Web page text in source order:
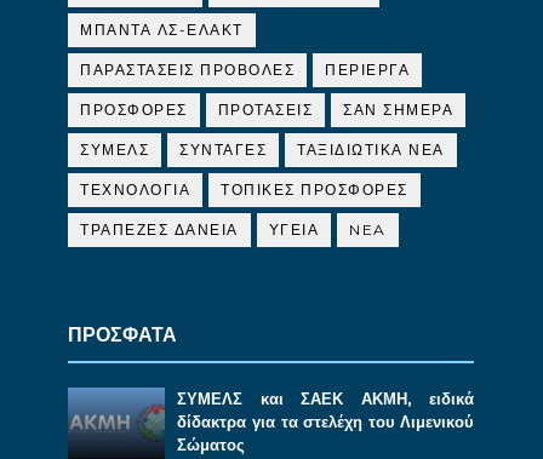
ΜΠΑΝΤΑ ΛΣ-ΕΛΑΚΤ
ΠΑΡΑΣΤΑΣΕΙΣ ΠΡΟΒΟΛΕΣ ΠΕΡΙΕΡΓΑ
ΠΡΟΣΦΟΡΕΣ ΠΡΟΤΑΣΕΙΣ ΣΑΝ ΣΗΜΕΡΑ
ΣΥΜΕΛΣ ΣΥΝΤΑΓΕΣ ΤΑΞΙΔΙΩΤΙΚΑ ΝΕΑ
ΤΕΧΝΟΛΟΓΙΑ ΤΟΠΙΚΕΣ ΠΡΟΣΦΟΡΕΣ
ΤΡΑΠΕΖΕΣ ΔΑΝΕΙΑ ΥΓΕΙΑ NEA
ΠΡΟΣΦΑΤΑ
ΣΥΜΕΛΣ και ΣΑΕΚ ΑΚΜΗ, ειδικά
δίδακτρα για τα στελέχη του Λιμενικού
Σώματος